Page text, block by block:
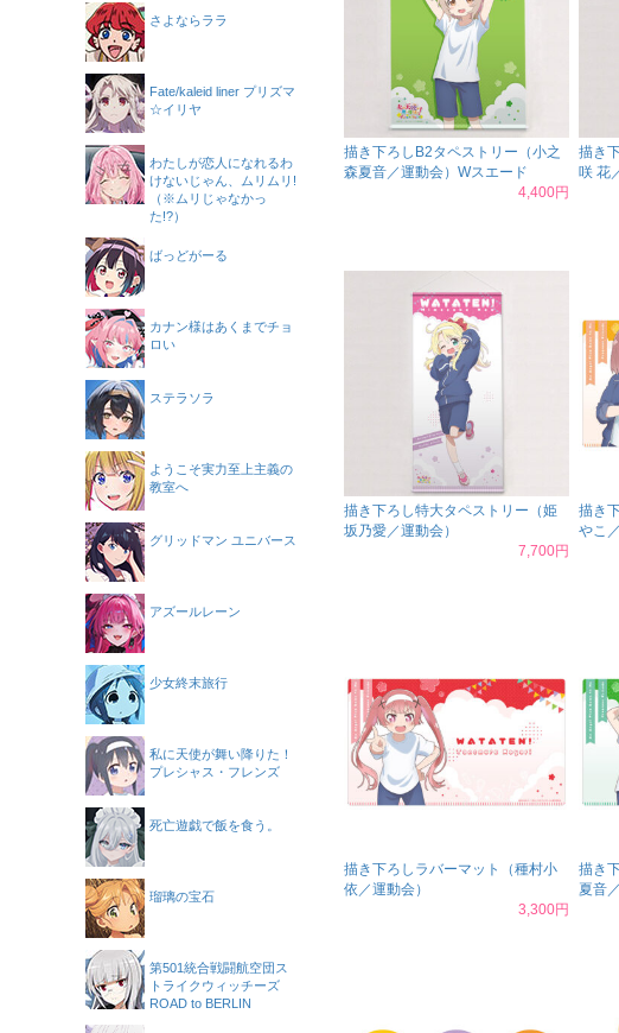
描き下ろしB2タペストリー（小之
森夏音／運動会）Wスエード
4,400円
描き
咲 花
描き下ろし特大タペストリー（姫
坂乃愛／運動会）
7,700円
描き
やこ
描き下ろしラバーマット（種村小
依／運動会）
3,300円
描き
夏音
さよならララ
Fate/kaleid liner プリズマ
☆イリヤ
わたしが恋人になれるわ
けないじゃん、ムリムリ!
（※ムリじゃなかっ
た!?）
ばっどがーる
カナン様はあくまでチョ
ロい
ステラソラ
ようこそ実力至上主義の
教室へ
グリッドマン ユニバース
アズールレーン
少女終末旅行
私に天使が舞い降りた！
プレシャス・フレンズ
死亡遊戯で飯を食う。
瑠璃の宝石
第501統合戦闘航空団ス
トライクウィッチーズ
ROAD to BERLIN